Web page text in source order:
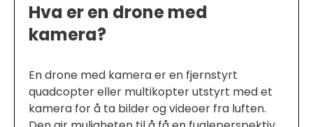
Hva er en drone med
kamera?
En drone med kamera er en fjernstyrt
quadcopter eller multikopter utstyrt med et
kamera for å ta bilder og videoer fra luften.